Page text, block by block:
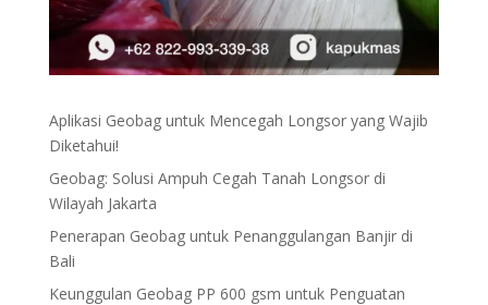
Aplikasi Geobag untuk Mencegah Longsor yang Wajib
Diketahui!
Geobag: Solusi Ampuh Cegah Tanah Longsor di
Wilayah Jakarta
Penerapan Geobag untuk Penanggulangan Banjir di
Bali
Keunggulan Geobag PP 600 gsm untuk Penguatan